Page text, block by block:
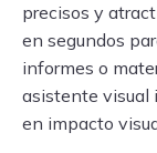
precisos y
en segundos
informes o
asistente visual
en impacto